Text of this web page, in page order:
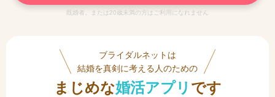
既婚者、または20歳未満の方はご利用になれません
ブライダルネットは
結婚を真剣に考える人のための
まじめな婚活アプリ です